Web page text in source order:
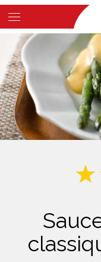
Skip
to
main
content
Main
Content